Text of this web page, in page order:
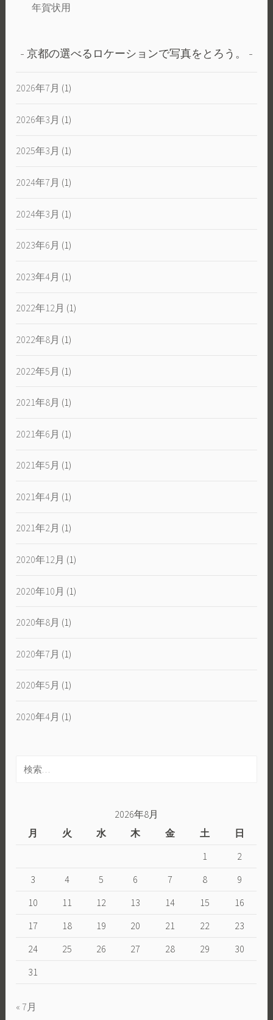
年賀状用
京都の選べるロケーションで写真をとろう。
2026年7月 (1)
2026年3月 (1)
2025年3月 (1)
2024年7月 (1)
2024年3月 (1)
2023年6月 (1)
2023年4月 (1)
2022年12月 (1)
2022年8月 (1)
2022年5月 (1)
2021年8月 (1)
2021年6月 (1)
2021年5月 (1)
2021年4月 (1)
2021年2月 (1)
2020年12月 (1)
2020年10月 (1)
2020年8月 (1)
2020年7月 (1)
2020年5月 (1)
2020年4月 (1)
検
索:
2026年8月
月
火 水 木 金 土
日
1
2
3
4 5 6 7 8
9
10
11 12 13 14 15
16
17
18 19 20 21 22
23
24
25 26 27 28 29
30
31
« 7月